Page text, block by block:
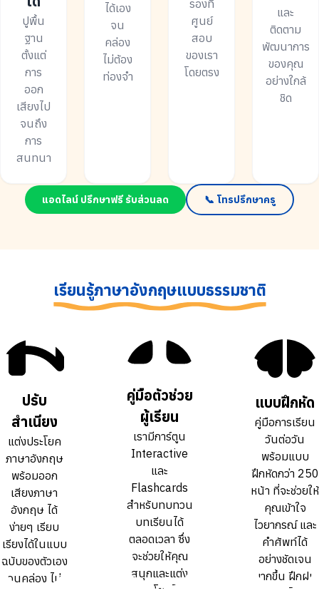
ปูพื้น
ฐาน
ตั้งแต่
การ
ออก
เสียงไป
จนถึง
การ
สนทนา
ได้เอง
จน
คล่อง
ไม่ต้อง
ท่องจำ
รองที่
ศูนย์
สอบ
ของเรา
โดยตรง
และ
ติดตาม
พัฒนาการ
ของคุณ
อย่างใกล้
ชิด
แอดไลน์ ปรึกษาฟรี รับส่วนลด 📞 โทรปรึกษาครู
เรียนรู้ภาษาอังกฤษแบบธรรมชาติ
ปรับ
สำเนียง
แต่งประโยค
ภาษาอังกฤษ
พร้อมออก
เสียงภาษา
อังกฤษ ได้
ง่ายๆ เรียบ
เรียงได้ในแบบ
ฉบับของตัวเอง
จนคล่อง ไม่
ปรับ
สำเนียง
แต่งประโยค
ภาษาอังกฤษ
พร้อมออก
เสียงภาษา
อังกฤษ ได้
ง่ายๆ เรียบ
เรียงได้ในแบบ
ฉบับของตัวเอง
จนคล่อง ไม่
คู่มือตัวช่วย
ผู้เรียน
เรามีการ์ตูน
Interactive
และ
Flashcards
สำหรับทบทวน
บทเรียนได้
ตลอดเวลา ซึ่ง
จะช่วยให้คุณ
สนุกและแต่ง
ประโยคได้
คู่มือตัวช่วย
ผู้เรียน
เรามีการ์ตูน
Interactive
และ
Flashcards
สำหรับทบทวน
บทเรียนได้
ตลอดเวลา ซึ่ง
จะช่วยให้คุณ
สนุกและแต่ง
ประโยคได้
แบบฝึกหัด
คู่มือการเรียน
วันต่อวัน
พร้อมแบบ
ฝึกหัดกว่า 250
หน้า ที่จะช่วยให้
คุณเข้าใจ
ไวยากรณ์ และ
คำศัพท์ได้
อย่างชัดเจน
มากขึ้น ฝึกฝน
แบบฝึกหัด
คู่มือการเรียน
วันต่อวัน
พร้อมแบบ
ฝึกหัดกว่า 250
หน้า ที่จะช่วยให้
คุณเข้าใจ
ไวยากรณ์ และ
คำศัพท์ได้
อย่างชัดเจน
มากขึ้น ฝึกฝน